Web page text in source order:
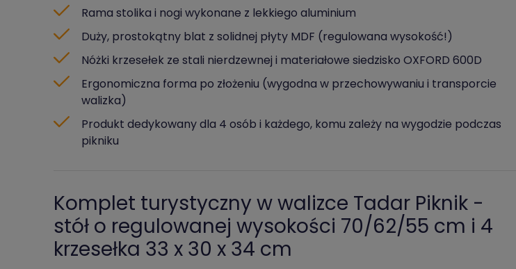
Rama stolika i nogi wykonane z lekkiego aluminium
Duży, prostokątny blat z solidnej płyty MDF (regulowana wysokość!)
Nóżki krzesełek ze stali nierdzewnej i materiałowe siedzisko OXFORD 600D
Ergonomiczna forma po złożeniu (wygodna w przechowywaniu i transporcie
walizka)
Produkt dedykowany dla 4 osób i każdego, komu zależy na wygodzie podczas
pikniku
Komplet turystyczny w walizce Tadar Piknik -
stół o regulowanej wysokości 70/62/55 cm i 4
krzesełka 33 x 30 x 34 cm